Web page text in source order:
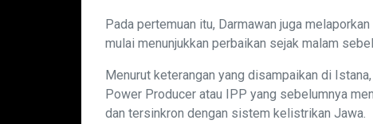
Pada pertemuan itu, Darmawan juga
mulai menunjukkan perbaikan sejak malam
Menurut keterangan yang disampaikan di
Power Producer atau IPP yang sebelumnya
dan tersinkron dengan sistem kelistrikan Jawa.